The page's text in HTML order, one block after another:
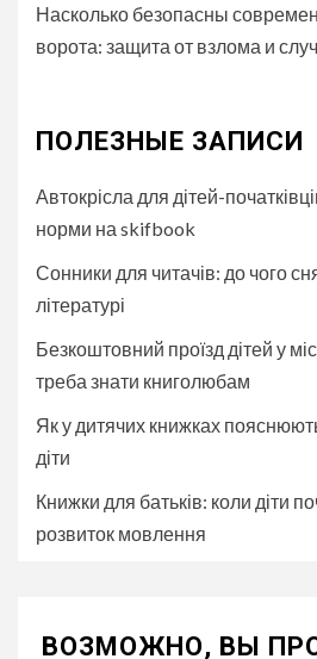
Насколько безопасны
ворота: защита от взлома и
ПОЛЕЗНЫЕ ЗАПИСИ
Автокрісла для дітей-
норми на skifbook
Сонники для читачів: до чого
літературі
Безкоштовний проїзд дітей у
треба знати книголюбам
Як у дитячих книжках
діти
Книжки для батьків: коли діти
розвиток мовлення
ВОЗМОЖНО, ВЫ